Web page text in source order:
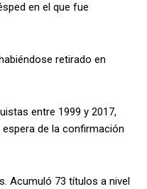
en el que fue
retirado en
entre 1999 y 2017,
de la confirmación
Acumuló 73 títulos a nivel